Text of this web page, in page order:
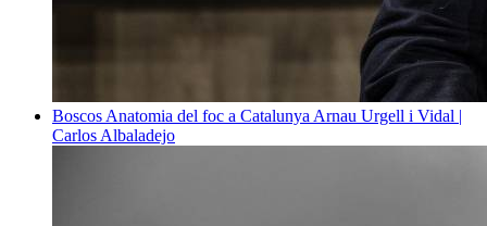
Boscos Anatomia del foc a Catalunya Arnau Urgell i Vidal |
Carlos Albaladejo